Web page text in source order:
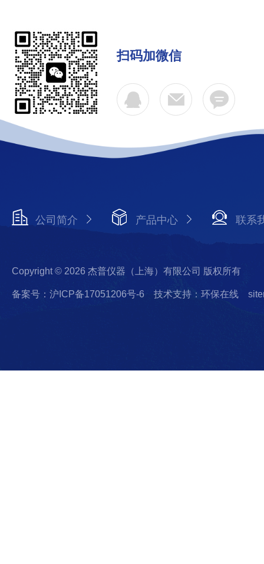
扫码加微信
公司简介 产品中心 联系
Copyright © 2026 杰普仪器（上海）有限公司 版权所有
备案号：沪ICP备17051206号-6 技术支持：环保在线